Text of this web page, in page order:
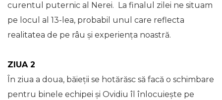
curentul puternic al Nerei. La finalul zilei ne situam
pe locul al 13-lea, probabil unul care reflecta
realitatea de pe râu și experiența noastră.
ZIUA 2
În ziua a doua, băieții se hotărăsc să facă o schimbare
pentru binele echipei și Ovidiu îl înlocuiește pe